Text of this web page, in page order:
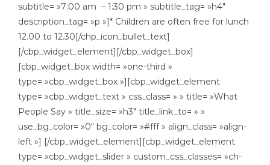
subtitle= »7:00 am – 1:30 pm » subtitle_tag= »h4″
description_tag= »p »]* Children are often free for lunch
12.00 to 12.30[/chp_icon_bullet_text]
[/cbp_widget_element][/cbp_widget_box]
[cbp_widget_box width= »one-third »
type= »cbp_widget_box »][cbp_widget_element
type= »cbp_widget_text » css_class= » » title= »What
People Say » title_size= »h3″ title_link_to= » »
use_bg_color= »0″ bg_color= »#fff » align_class= »align-
left »] [/cbp_widget_element][cbp_widget_element
type= »cbp_widget_slider » custom_css_classes= »ch-